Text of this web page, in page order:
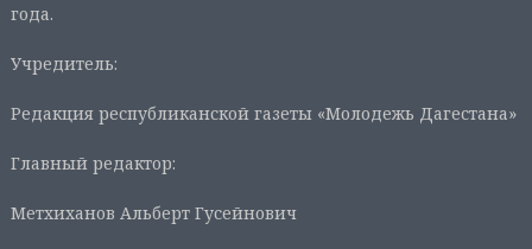
года.
Учредитель:
Редакция республиканской газеты «Молодежь Дагестана»
Главный редактор:
Метхиханов Альберт Гусейнович